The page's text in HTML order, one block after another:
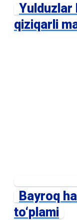
Yulduzlar
qiziqarli
Bayroq
to‘plami